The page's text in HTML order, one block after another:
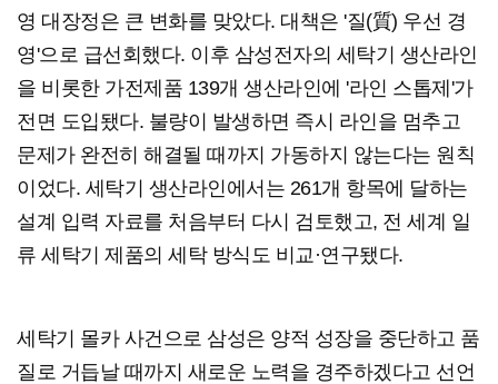
영 대장정은 큰 변화를 맞았다. 대책은 '질(質) 우선 경
영'으로 급선회했다. 이후 삼성전자의 세탁기 생산라인
을 비롯한 가전제품 139개 생산라인에 '라인 스톱제'가
전면 도입됐다. 불량이 발생하면 즉시 라인을 멈추고
문제가 완전히 해결될 때까지 가동하지 않는다는 원칙
이었다. 세탁기 생산라인에서는 261개 항목에 달하는
설계 입력 자료를 처음부터 다시 검토했고, 전 세계 일
류 세탁기 제품의 세탁 방식도 비교·연구됐다.
세탁기 몰카 사건으로 삼성은 양적 성장을 중단하고 품
질로 거듭날 때까지 새로운 노력을 경주하겠다고 선언